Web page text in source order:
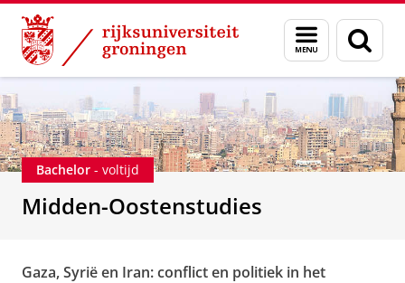
Skip
Content
Skip
Navigation
Menu
en
zoeken
Onderwijs Bacheloropleidingen Midden-Oostenstudies
Bachelor - voltijd
Midden-Oostenstudies
Gaza, Syrië en Iran: conflict en politiek in het